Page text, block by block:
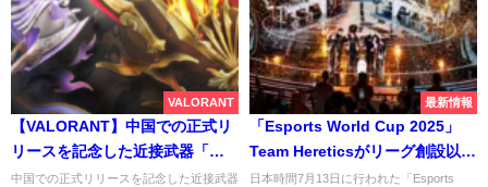
VALORANT
【VALORANT】中国での正式リ
リースを記念した近接武器「イ
グナイト ファン」が7月14日に
中国での正式リリースを記念した近接武器
最新情報
「Esports World Cup 2025」
Team Hereticsがリーグ創設以来
6度目の決勝で遂に勝利、悲願の
日本時間7月13日に行われた「Esports